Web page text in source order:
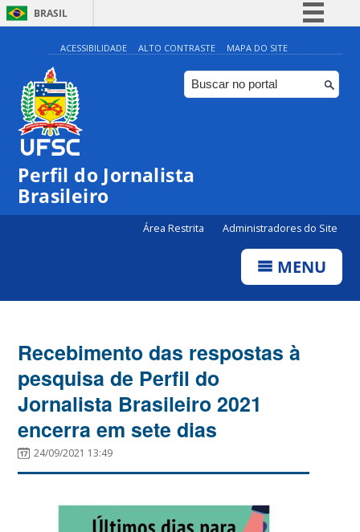
BRASIL
Simplifique!
Comunica BR
Participe
ACESSIBILIDADE ALTO CONTRASTE MAPA DO SITE
Perfil do Jornalista
Brasileiro
Área Restrita Administradores do Site
MENU
Recebimento das respostas à
pesquisa de Perfil do
Jornalista Brasileiro 2021
encerra em sete dias
24/09/2021 13:49